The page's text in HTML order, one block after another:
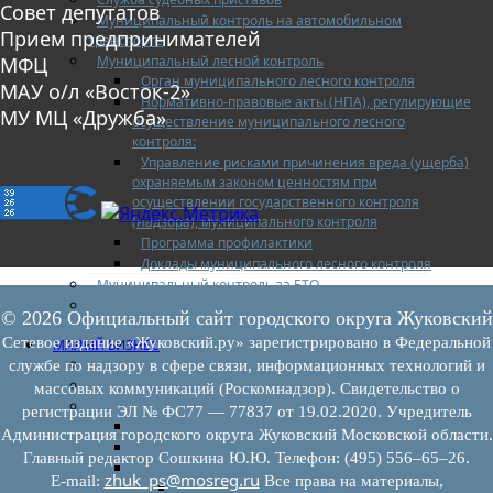
Муниципальный контроль на автомобильном
транспорте
Муниципальный лесной контроль
Орган муниципального лесного контроля
Нормативно-правовые акты (НПА), регулирующие
осуществление муниципального лесного
контроля:
Управление рисками причинения вреда (ущерба)
охраняемым законом ценностям при
осуществлении государственного контроля
(надзора), муниципального контроля
Программа профилактики
Доклады муниципального лесного контроля
Муниципальный контроль за ЕТО
благоустройства
МАЛЫЙ БИЗНЕС
Прием предпринимателей
Новости МСП
Поддержка МСП
Финансовая поддержка
Имущественная поддержка
Нормативно-правовые акты
Совет депутатов
Прием предпринимателей
МФЦ
МАУ о/л «Восток-2»
МУ МЦ «Дружба»
© 2026 Официальный сайт городского округа Жуковский
Сетевое издание «Жуковский.ру» зарегистрировано в Федеральной
службе по надзору в сфере связи, информационных технологий и
массовых коммуникаций (Роскомнадзор). Свидетельство о
регистрации ЭЛ № ФС77 — 77837 от 19.02.2020. Учредитель
Администрация городского округа Жуковский Московской области.
Главный редактор Сошкина Ю.Ю. Телефон: (495) 556–65–26.
E‑mail: zhuk_ps@mosreg.ru Все права на материалы,